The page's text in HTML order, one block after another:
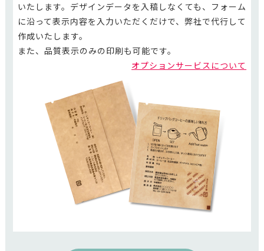
いたします。デザインデータを入稿しなくても、フォーム
に沿って表示内容を入力いただくだけで、弊社で代行して
作成いたします。
また、品質表示のみの印刷も可能です。
オプションサービスについて